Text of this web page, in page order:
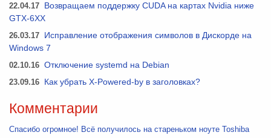
22.04.17 Возвращаем поддержку CUDA на картах Nvidia ниже
GTX-6XX
26.03.17 Исправление отображения символов в Дискорде на
Windows 7
02.10.16 Отключение systemd на Debian
23.09.16 Как убрать X-Powered-by в заголовках?
Комментарии
Спасибо огромное! Всё получилось на стареньком ноуте Toshiba